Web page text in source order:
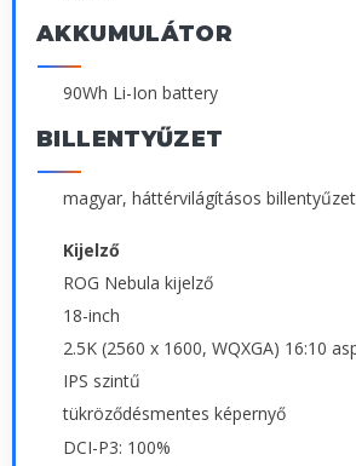
AKKUMULÁTOR
90Wh Li-Ion battery
BILLENTYŰZET
magyar, háttérvilágításos billentyűzet
Kijelző
ROG Nebula kijelző
18-inch
2.5K (2560 x 1600, WQXGA) 16:10
IPS szintű
tükröződésmentes képernyő
DCI-P3: 100%